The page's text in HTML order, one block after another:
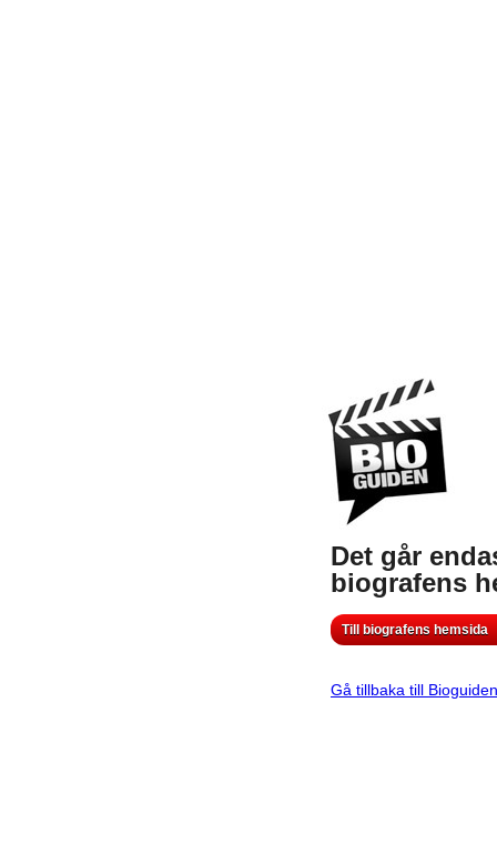
Det går
biografens
Till biografens hemsida
Gå tillbaka till Bioguiden